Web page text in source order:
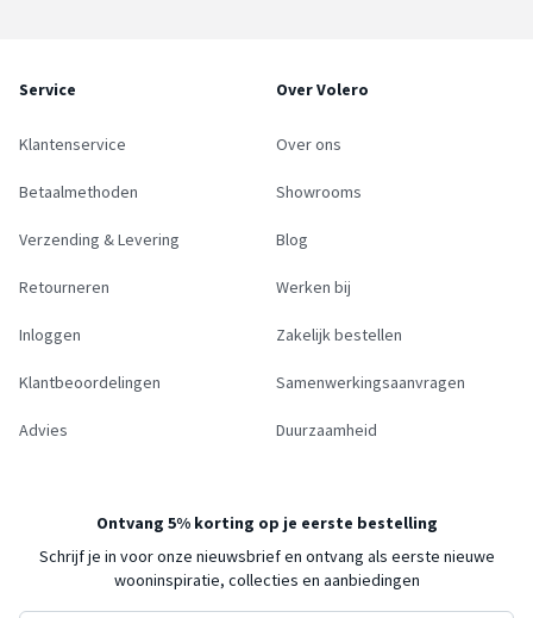
Service
Klantenservice
Betaalmethoden
Verzending & Levering
Retourneren
Inloggen
Klantbeoordelingen
Advies
Over Volero
Over ons
Showrooms
Blog
Werken bij
Zakelijk bestellen
Samenwerkingsaanvragen
Duurzaamheid
Ontvang 5% korting op je eerste bestelling
Schrijf je in voor onze nieuwsbrief en ontvang als eerste nieuwe
wooninspiratie, collecties en aanbiedingen